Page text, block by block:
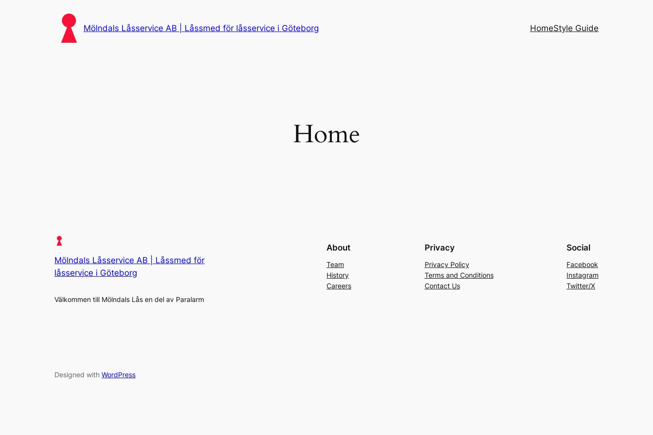
Mölndals Låsservice AB | Låssmed för låsservice i Göteborg HomeStyle Guide
Home
Mölndals Låsservice AB | Låssmed för
låsservice i Göteborg
Välkommen till Mölndals Lås en del av Paralarm
About
Team
History
Careers
Privacy
Privacy Policy
Terms and Conditions
Contact Us
Social
Facebook
Instagram
Twitter/X
Designed with WordPress